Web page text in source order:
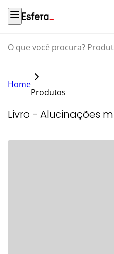
O que você procura? Produtos,
Home
Produtos
Livro - Alucinações